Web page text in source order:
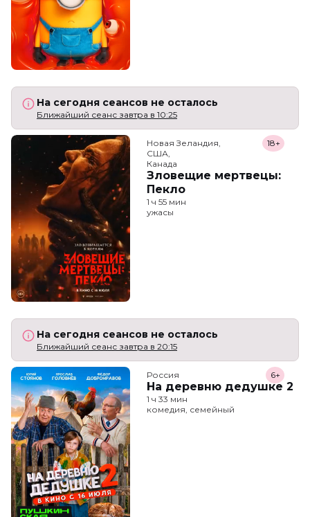
На сегодня сеансов не осталось
Ближайший сеанс завтра в 10:25
Новая Зеландия,
США,
Канада
Зловещие мертвецы:
Пекло
18+
1 ч 55 мин
ужасы
На сегодня сеансов не осталось
Ближайший сеанс завтра в 20:15
Россия
На деревню дедушке 2
6+
1 ч 33 мин
комедия, семейный